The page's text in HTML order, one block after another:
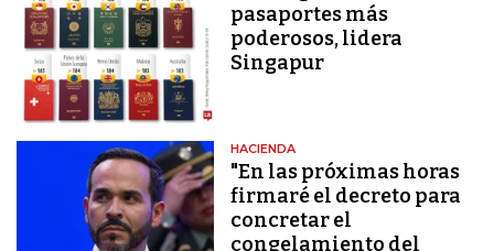
pasaportes más
poderosos, lidera
Singapur
HACIENDA
"En las próximas horas
firmaré el decreto para
concretar el
congelamiento del